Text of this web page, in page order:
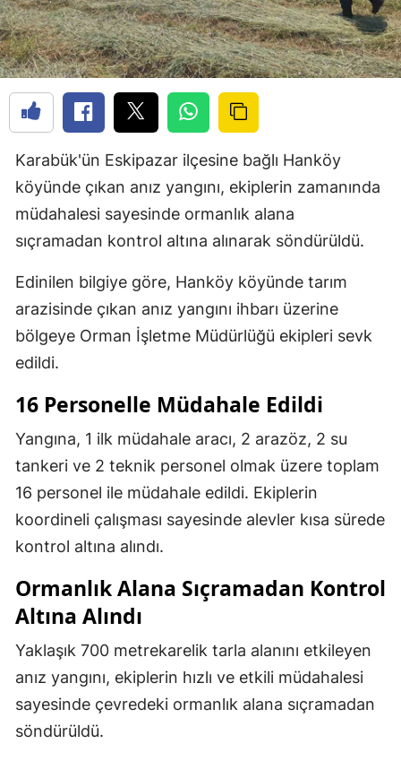
Karabük'ün Eskipazar ilçesine bağlı Hanköy
köyünde çıkan anız yangını, ekiplerin zamanında
müdahalesi sayesinde ormanlık alana
sıçramadan kontrol altına alınarak söndürüldü.
Edinilen bilgiye göre, Hanköy köyünde tarım
arazisinde çıkan anız yangını ihbarı üzerine
bölgeye Orman İşletme Müdürlüğü ekipleri sevk
edildi.
16 Personelle Müdahale Edildi
Yangına, 1 ilk müdahale aracı, 2 arazöz, 2 su
tankeri ve 2 teknik personel olmak üzere toplam
16 personel ile müdahale edildi. Ekiplerin
koordineli çalışması sayesinde alevler kısa sürede
kontrol altına alındı.
Ormanlık Alana Sıçramadan Kontrol
Altına Alındı
Yaklaşık 700 metrekarelik tarla alanını etkileyen
anız yangını, ekiplerin hızlı ve etkili müdahalesi
sayesinde çevredeki ormanlık alana sıçramadan
söndürüldü.